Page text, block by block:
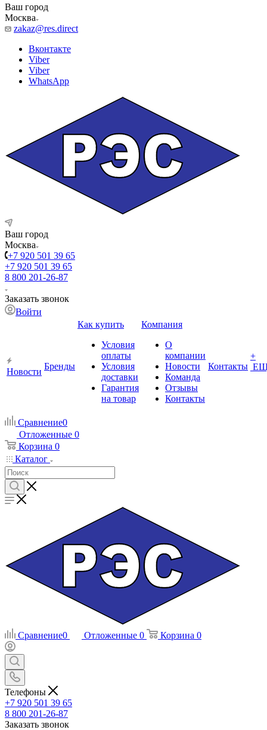
Ваш город
Москва
zakaz@res.direct
Вконтакте
Viber
Viber
WhatsApp
Ваш город
Москва
+7 920 501 39 65
+7 920 501 39 65
8 800 201-26-87
Заказать звонок
Войти
Новости
Бренды
Как купить
Условия
оплаты
Условия
доставки
Гарантия
на товар
Компания
О
компании
Новости
Команда
Отзывы
Контакты
Контакты
+
Сравнение0
Отложенные 0
Корзина 0
Каталог
Сравнение0 Отложенные 0 Корзина 0
Телефоны
+7 920 501 39 65
8 800 201-26-87
Заказать звонок